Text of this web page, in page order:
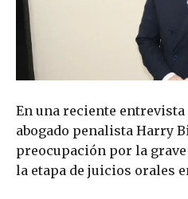
En una reciente entrevista
abogado penalista Harry
preocupación por la
la etapa de juicios orales